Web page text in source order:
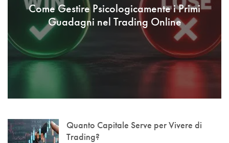
Come Gestire Psicologicamente i Primi
Guadagni nel Trading Online
Quanto Capitale Serve per Vivere di
Trading?